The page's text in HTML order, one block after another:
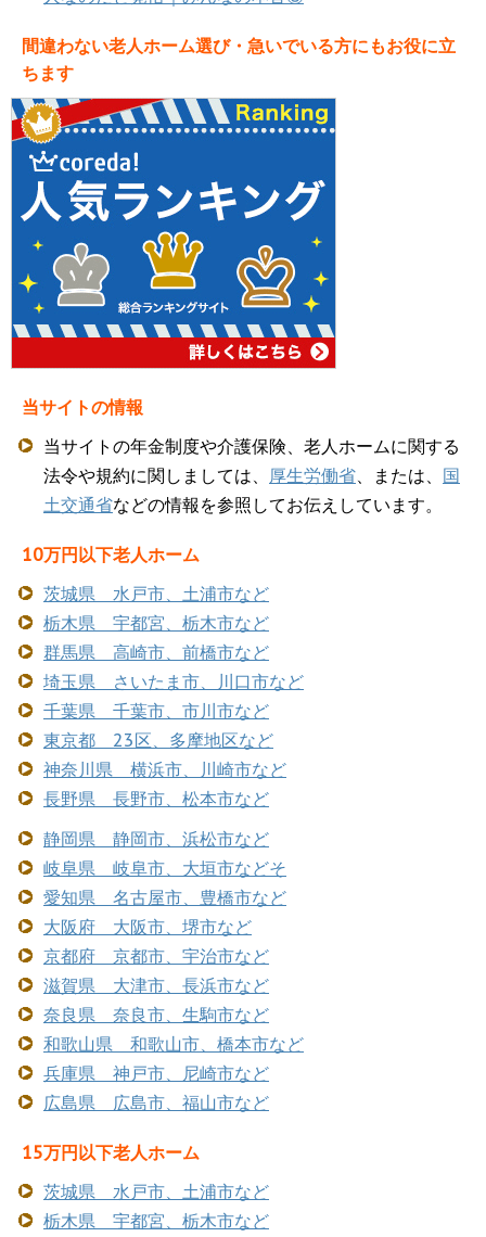
間違わない老人ホーム選び・急いでいる方にもお役に立
ちます
当サイトの情報
当サイトの年金制度や介護保険、老人ホームに関する
法令や規約に関しましては、 厚生労働省 、または、 国
土交通省などの情報を参照してお伝えしています。
10万円以下老人ホーム
茨城県 水戸市、土浦市など
栃木県 宇都宮、栃木市など
群馬県 高崎市、前橋市など
埼玉県 さいたま市、川口市など
千葉県 千葉市、市川市など
東京都 23区、多摩地区など
神奈川県 横浜市、川崎市など
長野県 長野市、松本市など
静岡県 静岡市、浜松市など
岐阜県 岐阜市、大垣市などそ
愛知県 名古屋市、豊橋市など
大阪府 大阪市、堺市など
京都府 京都市、宇治市など
滋賀県 大津市、長浜市など
奈良県 奈良市、生駒市など
和歌山県 和歌山市、橋本市など
兵庫県 神戸市、尼崎市など
広島県 広島市、福山市など
15万円以下老人ホーム
茨城県 水戸市、土浦市など
栃木県 宇都宮、栃木市など